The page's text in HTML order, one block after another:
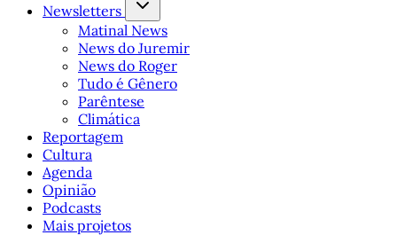
Newsletters
Matinal News
News do Juremir
News do Roger
Tudo é Gênero
Parêntese
Climática
Reportagem
Cultura
Agenda
Opinião
Podcasts
Mais projetos